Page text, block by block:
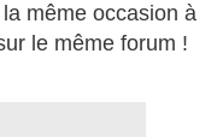
même occasion à
le même forum !